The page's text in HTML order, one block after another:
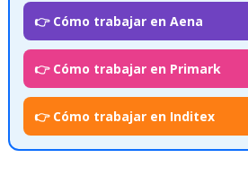
👉 Cómo trabajar en Aena
👉 Cómo trabajar en Primark
👉 Cómo trabajar en Inditex